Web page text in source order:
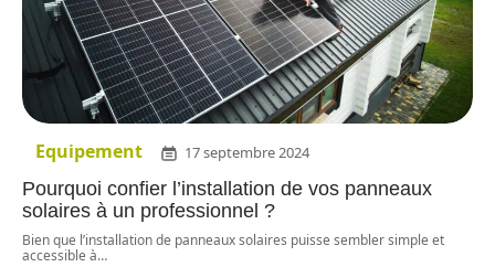
Equipement 17 septembre 2024
Pourquoi confier l’installation de vos panneaux
solaires à un professionnel ?
Bien que l’installation de panneaux solaires puisse sembler simple et
accessible à…